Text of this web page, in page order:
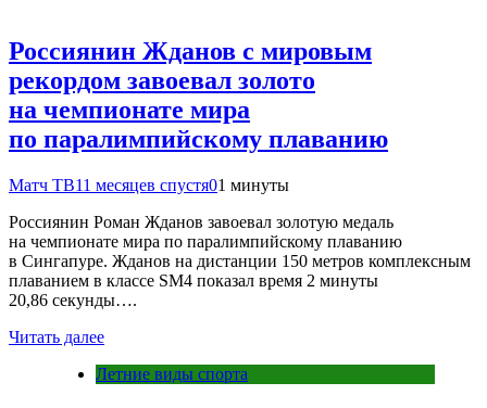
Россиянин Жданов с мировым
рекордом завоевал золото
на чемпионате мира
по паралимпийскому плаванию
Матч ТВ11 месяцев спустя01 минуты
Россиянин Роман Жданов завоевал золотую медаль
на чемпионате мира по паралимпийскому плаванию
в Сингапуре. Жданов на дистанции 150 метров комплексным
плаванием в классе SM4 показал время 2 минуты
20,86 секунды….
Читать далее
Летние виды спорта